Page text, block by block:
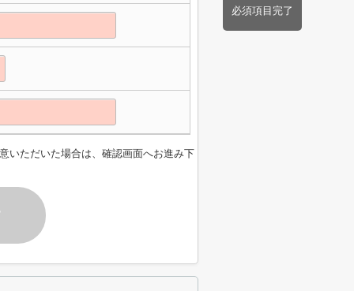
必須項目完了
いただいた場合は、確認画面へお進み下